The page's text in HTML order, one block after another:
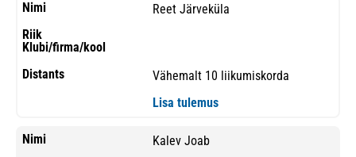
Reet Järveküla
Vähemalt 10 liikumiskorda
Lisa tulemus
Kalev Joab